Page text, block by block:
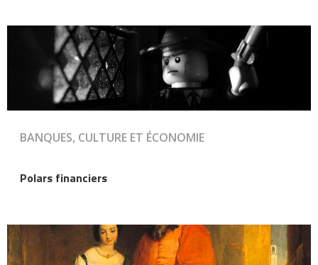
BANQUES, CULTURE ET ÉCONOMIE
Polars financiers